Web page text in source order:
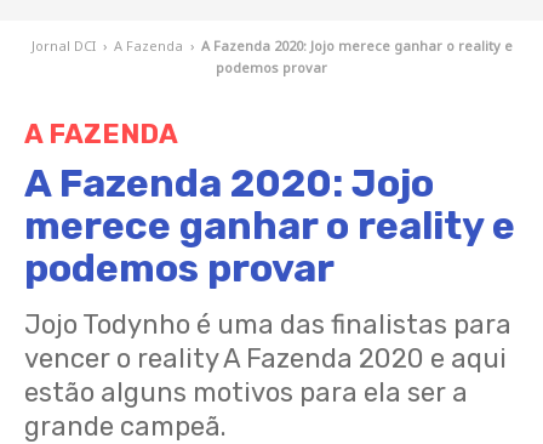
Jornal DCI › A Fazenda › A Fazenda 2020: Jojo merece ganhar o reality e
podemos provar
A FAZENDA
A Fazenda 2020: Jojo
merece ganhar o reality e
podemos provar
Jojo Todynho é uma das finalistas para
vencer o reality A Fazenda 2020 e aqui
estão alguns motivos para ela ser a
grande campeã.